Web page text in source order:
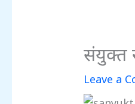
संयुक्त
Leave a